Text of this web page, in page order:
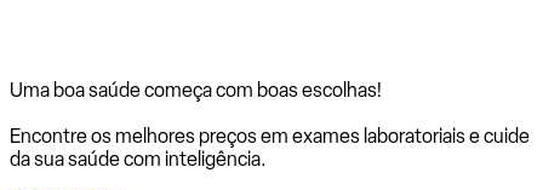
Uma boa saúde começa com boas escolhas!
Encontre os melhores preços em exames laboratoriais e cuide
da sua saúde com inteligência.